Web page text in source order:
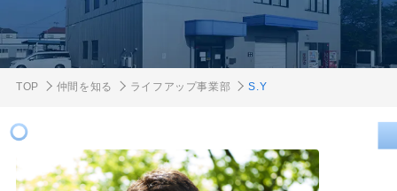
TOP 仲間を知る ライフアップ事業部 S.Y